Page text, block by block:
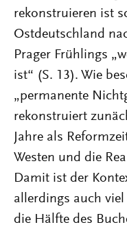
rekonstruieren ist
Ostdeutschland
Prager Frühlings
ist“ (S. 13). Wie
„permanente
rekonstruiert
Jahre als
Westen und die
Damit ist der
allerdings auch
die Hälfte des